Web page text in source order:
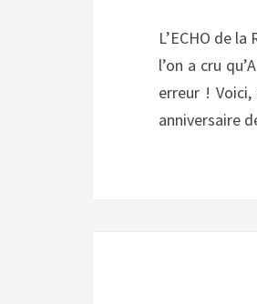
L’ECHO de
l’on a cru
erreur !
anniversaire